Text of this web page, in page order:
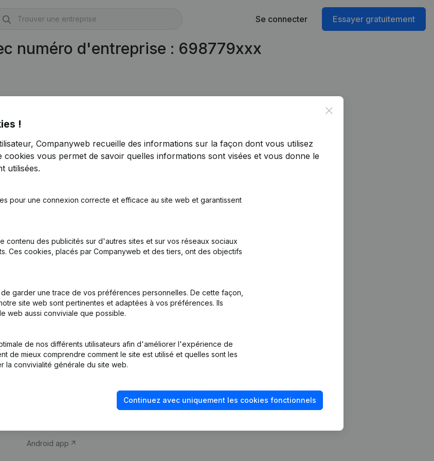
Se connecter Essayer gratuitement
numéro d'entreprise : 698779xxx
Close
!
Companyweb recueille des informations sur la façon dont vous utilisez
cookies vous permet de savoir quelles informations sont visées et vous donne le
utilisées.
pour une connexion correcte et efficace au site web et garantissent
contenu des publicités sur d'autres sites et sur vos réseaux sociaux
Ces cookies, placés par Companyweb et des tiers, ont des objectifs
garder une trace de vos préférences personnelles. De cette façon,
site web sont pertinentes et adaptées à vos préférences. Ils
web aussi conviviale que possible.
de nos différents utilisateurs afin d'améliorer l'expérience de
de mieux comprendre comment le site est utilisé et quelles sont les
la convivialité générale du site web.
Continuez avec uniquement les cookies fonctionnels
Produit
d’entreprise
Monitoring
Android app
fraude
Consulter des comptes annuels
Vérification de la solvabilité